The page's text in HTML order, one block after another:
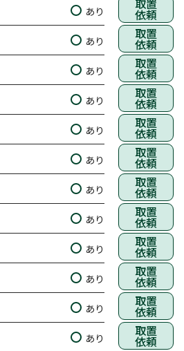
あり 取置
依頼
あり 取置
依頼
あり 取置
依頼
あり 取置
依頼
あり 取置
依頼
あり 取置
依頼
あり 取置
依頼
あり 取置
依頼
あり 取置
依頼
あり 取置
依頼
あり 取置
依頼
あり 取置
依頼